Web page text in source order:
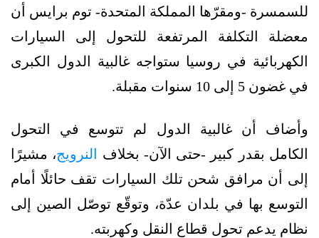
للسمسرة -ومقرّها المملكة المتحدة- توم برايس أن
معضلة التكلفة المرتفعة للتحول إلى السيارات
الكهربائية في روسيا ستواجه غالبية الدول الكبرى
في غضون 5 إلى 10 سنوات مقبلة.
وأضاف أن غالبية الدول لم تتوسع في التحول
الكامل بقدر كبير -حتى الآن- بخلاف
النرويج، مشيرًا
إلى أن مرافق شحن تلك السيارات تقف حائلًا أمام
التوسع بها في بلدان عدّة، وتوقّع توصّل الصين إلى
نظام يدعم تحول قطاع النقل وكهربته.